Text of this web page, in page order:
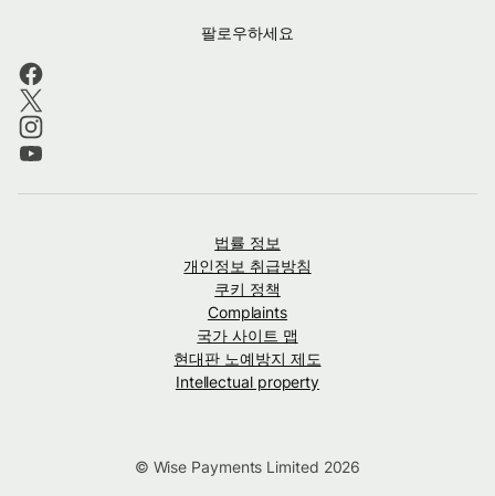
팔로우하세요
법률 정보
개인정보 취급방침
쿠키 정책
Complaints
국가 사이트 맵
현대판 노예방지 제도
Intellectual property
© Wise Payments Limited 2026